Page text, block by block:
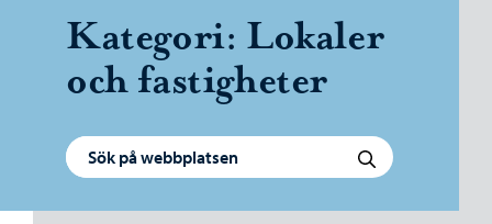
Kategori: Lokaler
och fastigheter
Sök efter: Sök